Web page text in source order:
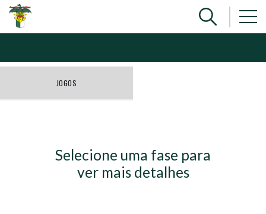
JOGOS
Selecione uma fase para
ver mais detalhes